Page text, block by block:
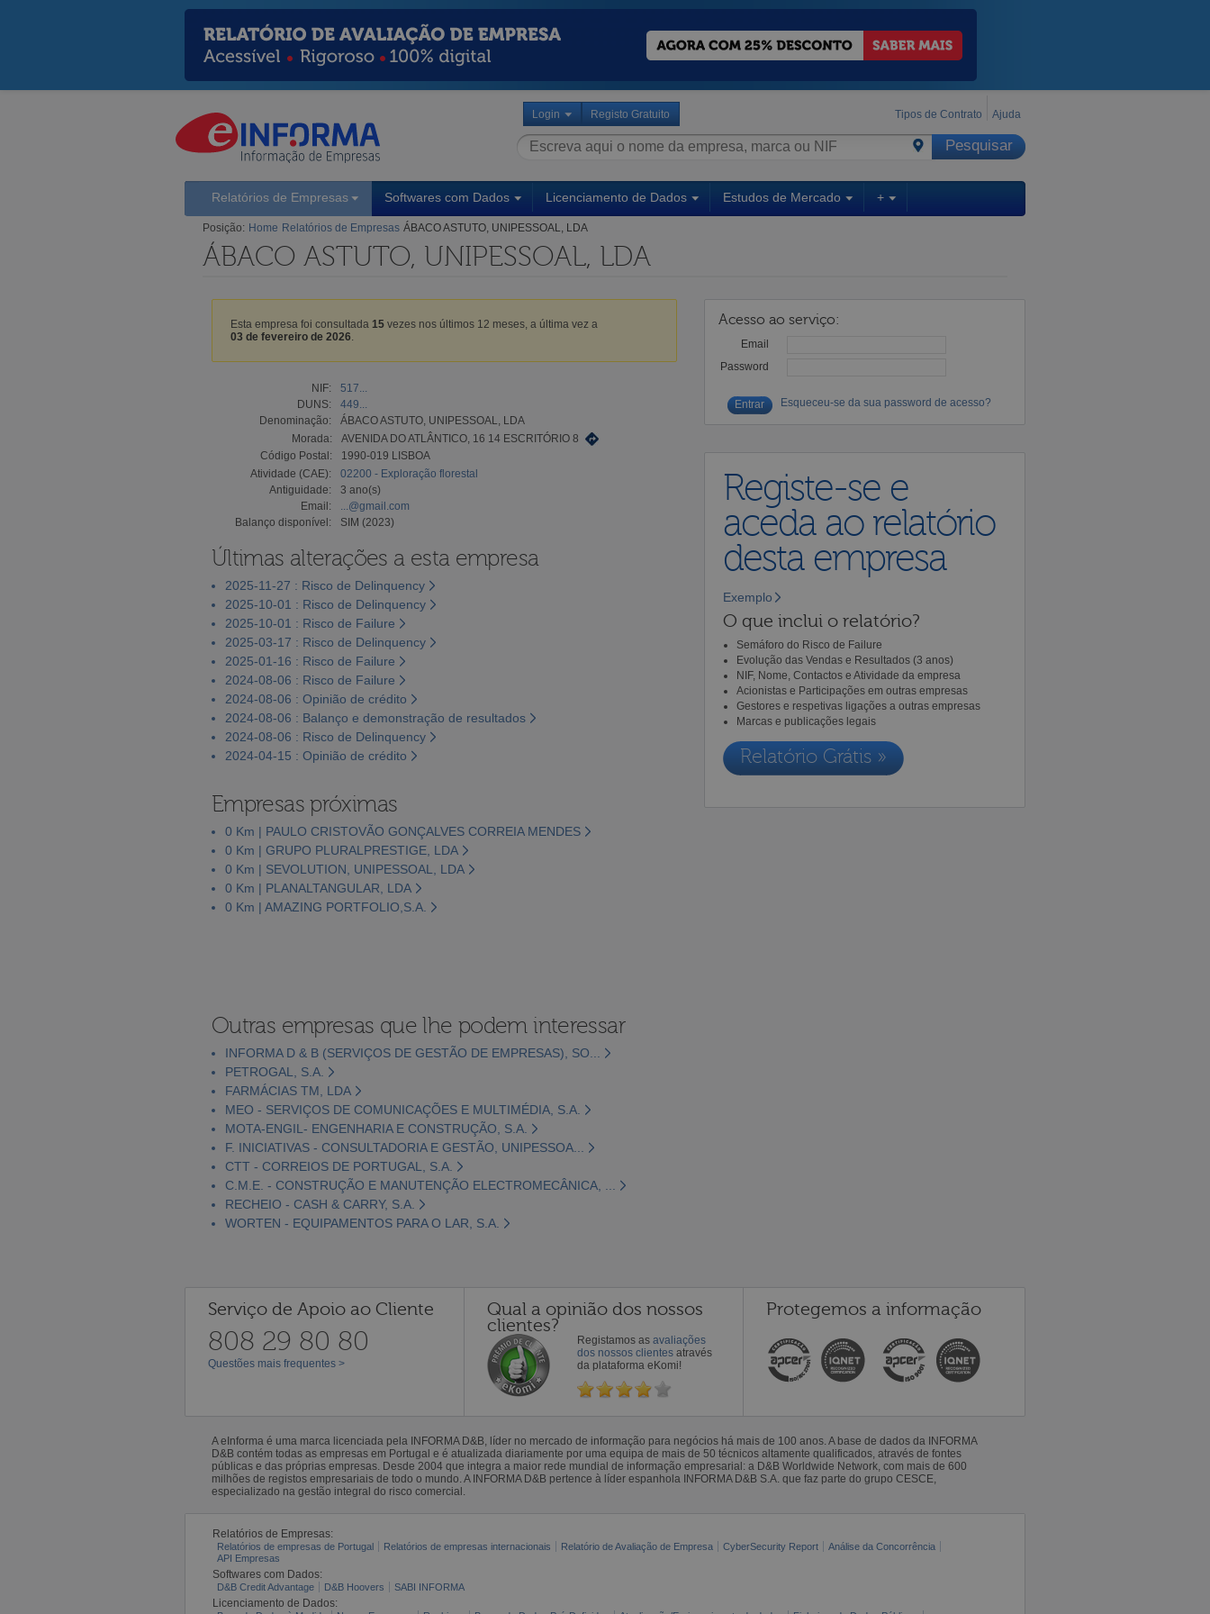
Login Registo Gratuito Tipos de Contrato Ajuda
Relatórios de Empresas Softwares com Dados Licenciamento de Dados Estudos de Mercado +
Posição: Home Relatórios de Empresas ÁBACO ASTUTO, UNIPESSOAL, LDA
ÁBACO ASTUTO, UNIPESSOAL, LDA
Esta empresa foi consultada 15 vezes nos últimos 12 meses, a última vez a
03 de fevereiro de 2026
NIF:
517...
DUNS:
449...
Denominação:
ÁBACO ASTUTO, UNIPESSOAL, LDA
Morada:
AVENIDA DO ATLÂNTICO, 16 14 ESCRITÓRIO 8
Código Postal:
1990-019 LISBOA
Atividade (CAE):
02200 - Exploração florestal
Antiguidade:
3 ano(s)
Email:
...@gmail.com
Balanço disponível:
SIM (2023)
Últimas alterações a esta empresa
2025-11-27 : Risco de Delinquency
2025-10-01 : Risco de Delinquency
2025-10-01 : Risco de Failure
2025-03-17 : Risco de Delinquency
2025-01-16 : Risco de Failure
2024-08-06 : Risco de Failure
2024-08-06 : Opinião de crédito
2024-08-06 : Balanço e demonstração de resultados
2024-08-06 : Risco de Delinquency
2024-04-15 : Opinião de crédito
Empresas próximas
0 Km | PAULO CRISTOVÃO GONÇALVES CORREIA MENDES
0 Km | GRUPO PLURALPRESTIGE, LDA
0 Km | SEVOLUTION, UNIPESSOAL, LDA
0 Km | PLANALTANGULAR, LDA
0 Km | AMAZING PORTFOLIO,S.A.
Acesso ao serviço:
Email
Password
Esqueceu-se da sua password de acesso?
Registe-se e
aceda ao relatório
desta empresa
Exemplo
O que inclui o relatório?
Semáforo do Risco de Failure
Evolução das Vendas e Resultados (3 anos)
NIF, Nome, Contactos e Atividade da empresa
Acionistas e Participações em outras empresas
Gestores e respetivas ligações a outras empresas
Marcas e publicações legais
Relatório Grátis »
Outras empresas que lhe podem interessar
INFORMA D & B (SERVIÇOS DE GESTÃO DE EMPRESAS), SO...
PETROGAL, S.A.
FARMÁCIAS TM, LDA
MEO - SERVIÇOS DE COMUNICAÇÕES E MULTIMÉDIA, S.A.
MOTA-ENGIL- ENGENHARIA E CONSTRUÇÃO, S.A.
F. INICIATIVAS - CONSULTADORIA E GESTÃO, UNIPESSOA...
CTT - CORREIOS DE PORTUGAL, S.A.
C.M.E. - CONSTRUÇÃO E MANUTENÇÃO ELECTROMECÂNICA, ...
RECHEIO - CASH & CARRY, S.A.
WORTEN - EQUIPAMENTOS PARA O LAR, S.A.
Serviço de Apoio ao Cliente
808 29 80 80
Questões mais frequentes >
Qual a opinião dos nossos
clientes?
Registamos as avaliações
dos nossos clientes através
da plataforma eKomi!
Protegemos a informação
A eInforma é uma marca licenciada pela INFORMA D&B, líder no mercado de informação para negócios há mais de 100 anos. A base de dados da INFORMA
D&B contém todas as empresas em Portugal e é atualizada diariamente por uma equipa de mais de 50 técnicos altamente qualificados, através de fontes
públicas e das próprias empresas. Desde 2004 que integra a maior rede mundial de informação empresarial: a D&B Worldwide Network, com mais de 600
milhões de registos empresariais de todo o mundo. A INFORMA D&B pertence à líder espanhola INFORMA D&B S.A. que faz parte do grupo CESCE,
especializado na gestão integral do risco comercial.
Relatórios de Empresas:
Relatórios de empresas de Portugal Relatórios de empresas internacionais Relatório de Avaliação de Empresa CyberSecurity Report
Análise da Concorrência
API Empresas
Softwares com Dados:
D&B Credit Advantage D&B Hoovers SABI INFORMA
Licenciamento de Dados: